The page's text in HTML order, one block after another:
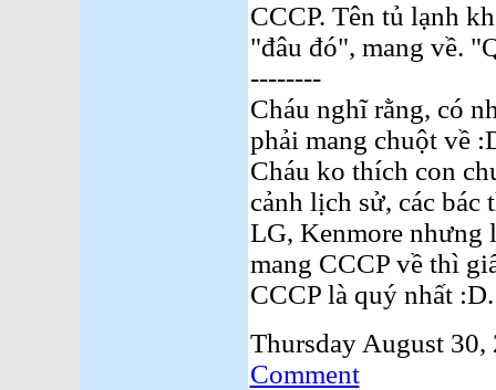
CCCP. Tên tủ lạnh
"đâu đó", mang về.
--------
Cháu nghĩ rằng, có
phải mang chuột về
Cháu ko thích con
cảnh lịch sử, các bác
LG, Kenmore nhưng
mang CCCP về thì
CCCP là quý nhất :D.
Thursday August
Comment